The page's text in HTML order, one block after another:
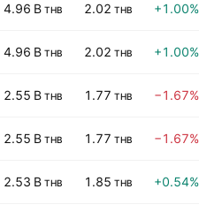
4.96 B THB 2.02 THB +1.00%
4.96 B THB 2.02 THB +1.00%
2.55 B THB 1.77 THB −1.67%
2.55 B THB 1.77 THB −1.67%
2.53 B THB 1.85 THB +0.54%